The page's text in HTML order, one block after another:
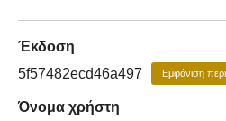
Έκδοση
5f57482ecd46a497
Εμφάνιση
Όνομα χρήστη